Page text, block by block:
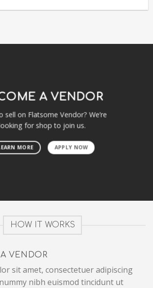
A VENDOR
sell on Flatsome Vendor? We’re
for shop to join us.
MORE APPLY NOW
HOW IT WORKS
VENDOR
sit amet, consectetuer adipiscing
nibh euismod tincidunt ut